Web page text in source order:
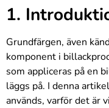
1.
Grundfärgen, även
komponent i
som appliceras på en
läggs på. I denna
används, varför det är